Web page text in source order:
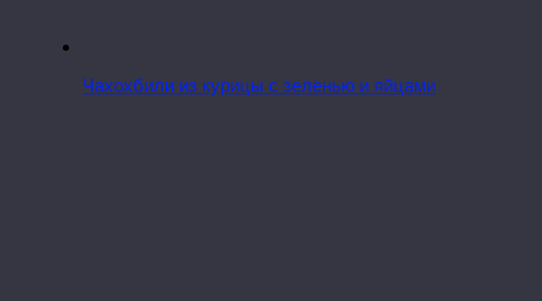
Чахохбили из курицы с зеленью и яйцами